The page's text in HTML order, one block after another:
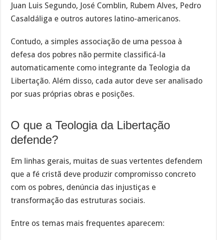
Juan Luis Segundo, José Comblin, Rubem Alves, Pedro
Casaldáliga e outros autores latino-americanos.
Contudo, a simples associação de uma pessoa à
defesa dos pobres não permite classificá-la
automaticamente como integrante da Teologia da
Libertação. Além disso, cada autor deve ser analisado
por suas próprias obras e posições.
O que a Teologia da Libertação
defende?
Em linhas gerais, muitas de suas vertentes defendem
que a fé cristã deve produzir compromisso concreto
com os pobres, denúncia das injustiças e
transformação das estruturas sociais.
Entre os temas mais frequentes aparecem: